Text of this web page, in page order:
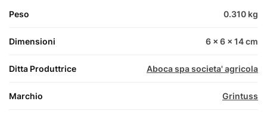
Peso 0.310 kg
Dimensioni 6 × 6 × 14 cm
Ditta Produttrice Aboca spa societa' agricola
Marchio Grintuss